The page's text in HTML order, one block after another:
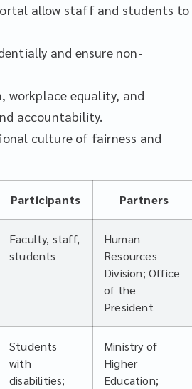
allow staff and students to
and ensure non-
workplace equality, and
accountability.
culture of fairness and
Participants Partners
Faculty, staff,
students
Human
Resources
Division; Office
of the
President
Students
with
disabilities;
Ministry of
Higher
Education;